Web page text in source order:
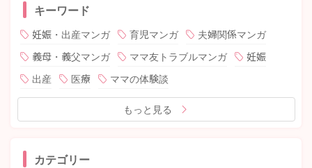
キーワード
妊娠・出産マンガ 育児マンガ
夫婦関係マンガ
義母・義父マンガ
ママ友トラブルマンガ
妊娠
出産
医療 ママの体験談
もっと見る
カテゴリー